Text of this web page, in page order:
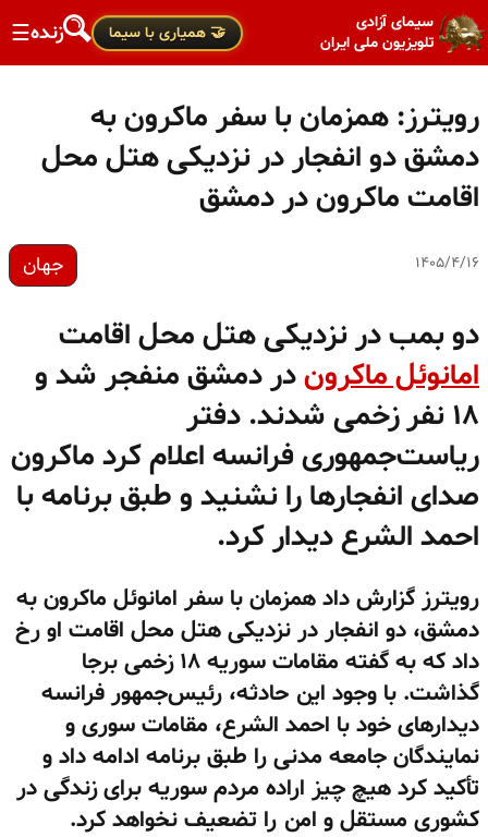
سیمای آزادی
تلویزیون ملی ایران
🤝 همیاری با سیما زنده☰
رویترز: همزمان با سفر ماکرون به
دمشق دو انفجار در نزدیکی هتل محل
اقامت ماکرون در دمشق
۱۴۰۵/۴/۱۶ جهان
دو بمب در نزدیکی هتل محل اقامت
امانوئل ماکروندر دمشق منفجر شد و
۱۸ نفر زخمی شدند. دفتر
ریاست‌جمهوری فرانسه اعلام کرد ماکرون
صدای انفجارها را نشنید و طبق برنامه با
احمد الشرع دیدار کرد.
رویترز گزارش داد همزمان با سفر امانوئل ماکرون به
دمشق، دو انفجار در نزدیکی هتل محل اقامت او رخ
داد که به گفته مقامات سوریه ۱۸ زخمی برجا
گذاشت. با وجود این حادثه، رئیس‌جمهور فرانسه
دیدارهای خود با احمد الشرع، مقامات سوری و
نمایندگان جامعه مدنی را طبق برنامه ادامه داد و
تأکید کرد هیچ چیز اراده مردم سوریه برای زندگی در
کشوری مستقل و امن را تضعیف نخواهد کرد.